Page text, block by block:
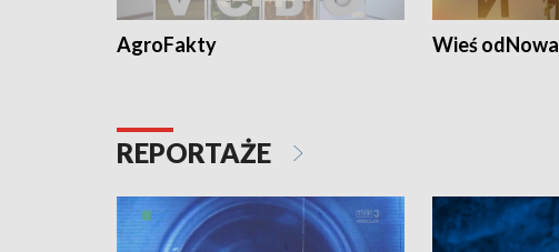
AgroFakty Wieś odNowa
REPORTAŻE